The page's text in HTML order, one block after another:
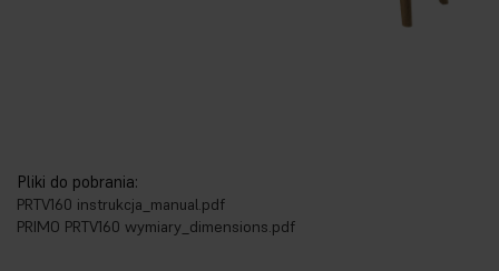
Pliki do pobrania:
PRTV160 instrukcja_manual.pdf
PRIMO PRTV160 wymiary_dimensions.pdf